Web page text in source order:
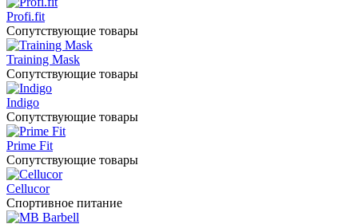
Profi.fit
Сопутствующие товары
Training Mask
Сопутствующие товары
Indigo
Сопутствующие товары
Prime Fit
Сопутствующие товары
Cellucor
Спортивное питание